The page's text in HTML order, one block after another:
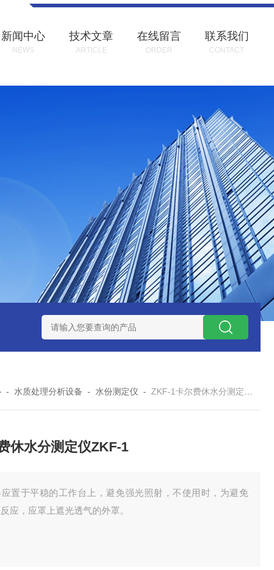
新闻中心
NEWS
技术文章
ARTICLE
在线留言
ORDER
联系我们
CONTACT
GAXT手持式单一气体检测仪 加拿大BW
- 水质处理分析设备 - 水份测定仪 - ZKF-1卡尔费休水分测定仪ZKF-1
休水分测定仪ZKF-1
置于平稳的工作台上，避免强光照射，不使用时，为避免
应，应罩上遮光透气的外罩。